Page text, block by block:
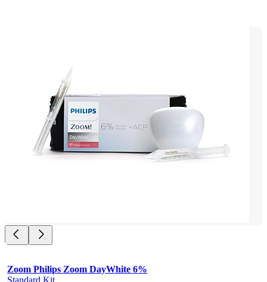
Zoom Philips Zoom DayWhite 6%
Standard Kit